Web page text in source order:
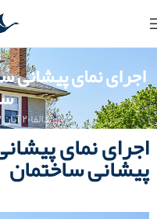
اجرای نمای پیشانی
دالفا۲۰ آبان ۱۴۰۳
اجرای نمای
پیشانی ساختمان